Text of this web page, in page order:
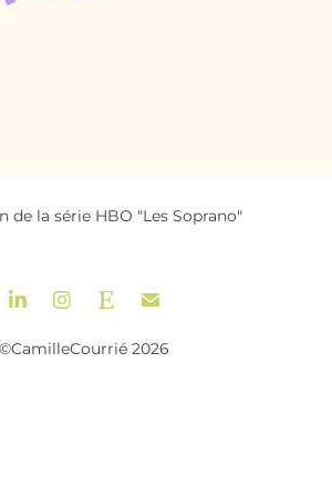
de la série HBO "Les Soprano"
©CamilleCourrié 2026